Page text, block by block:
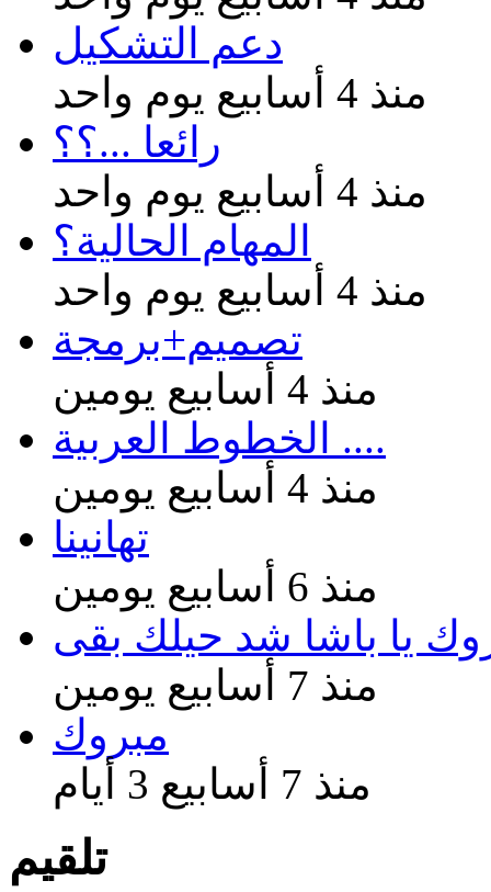
دعم التشكيل
منذ 4 أسابيع يوم واحد
رائعا ...؟؟
منذ 4 أسابيع يوم واحد
المهام الحالية؟
منذ 4 أسابيع يوم واحد
تصميم+برمجة
منذ 4 أسابيع يومين
الخطوط العربية ....
منذ 4 أسابيع يومين
تهانينا
منذ 6 أسابيع يومين
يا باشا شد حيلك بقى
منذ 7 أسابيع يومين
مبروك
منذ 7 أسابيع 3 أيام
تلقيم